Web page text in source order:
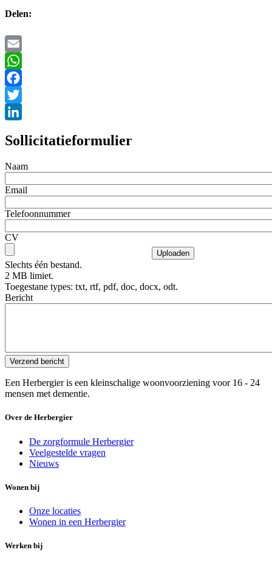
Delen:
Email
WhatsApp
Facebook
Twitter
Sollicitatieformulier
Naam
Email
Telefoonnummer
CV
Slechts één bestand.
2 MB limiet.
Toegestane types: txt, rtf, pdf, doc, docx, odt.
Bericht
Een Herbergier is een kleinschalige woonvoorziening voor 16 - 24
mensen met dementie.
Over de Herbergier
De zorgformule Herbergier
Veelgestelde vragen
Nieuws
Wonen bij
Onze locaties
Wonen in een Herbergier
Werken bij